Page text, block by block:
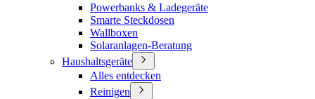
Powerbanks & Ladegeräte
Smarte Steckdosen
Wallboxen
Solaranlagen-Beratung
Haushaltsgeräte
Alles entdecken
Reinigen